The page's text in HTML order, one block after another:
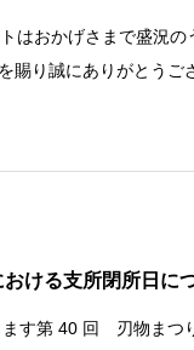
はおかげさまで盛況の
賜り誠にありがとうご
ける支所閉所日に
す第 40 回 刃物まつ